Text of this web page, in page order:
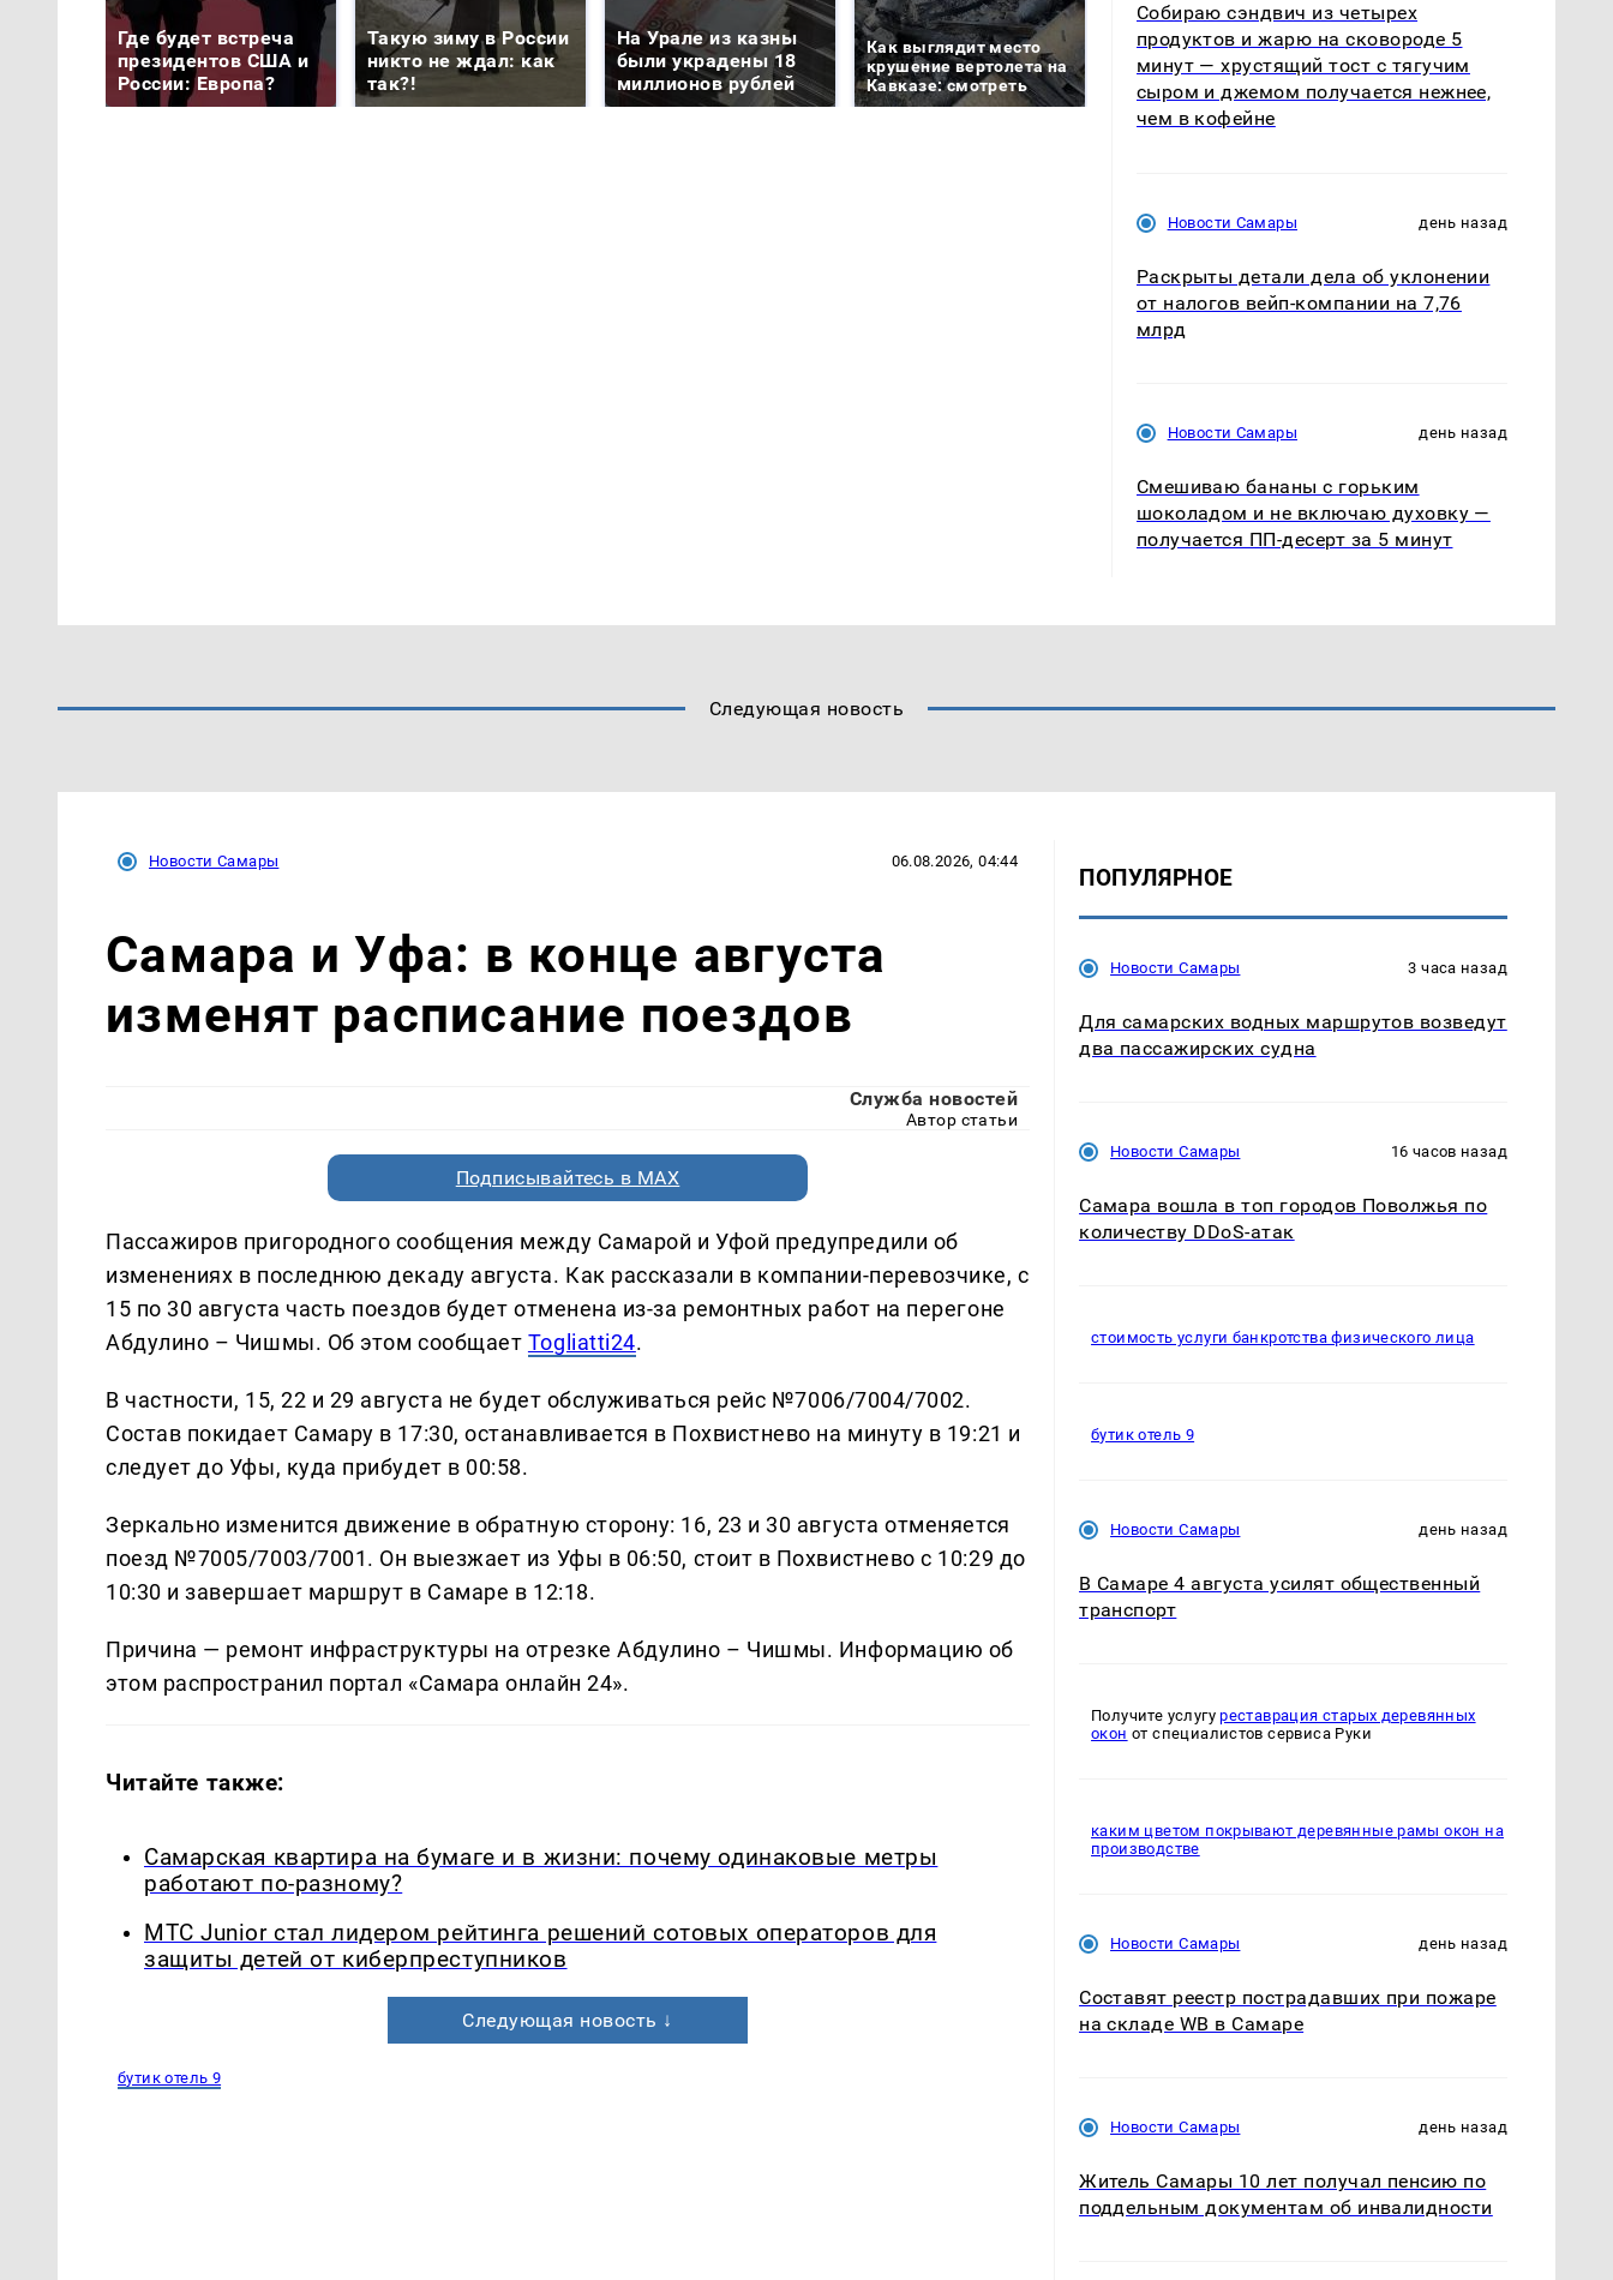
Где будет встреча
президентов США и
России: Европа?
Такую зиму в России
никто не ждал: как
так?!
На Урале из казны
были украдены 18
миллионов рублей
Как выглядит место
крушение вертолета на
Кавказе: смотреть
Не ешьте эту
готовую еду из
магазина: список
В ОАЭ произошло
жестокое убийство
криптомиллионера
Собираю сэндвич из четырех
продуктов и жарю на сковороде 5
минут — хрустящий тост с тягучим
сыром и джемом получается нежнее,
чем в кофейне
Новости Самары день назад
Раскрыты детали дела об уклонении
от налогов вейп-компании на 7,76
млрд
Новости Самары день назад
Смешиваю бананы с горьким
шоколадом и не включаю духовку —
получается ПП-десерт за 5 минут
Следующая новость
Новости Самары 06.08.2026, 04:44
Самара и Уфа: в конце августа
изменят расписание поездов
Служба новостей
Автор статьи
Подписывайтесь в MAX
Пассажиров пригородного сообщения между Самарой и Уфой предупредили об
изменениях в последнюю декаду августа. Как рассказали в компании-перевозчике, с
15 по 30 августа часть поездов будет отменена из-за ремонтных работ на перегоне
Абдулино – Чишмы. Об этом сообщает Togliatti24.
В частности, 15, 22 и 29 августа не будет обслуживаться рейс №7006/7004/7002.
Состав покидает Самару в 17:30, останавливается в Похвистнево на минуту в 19:21 и
следует до Уфы, куда прибудет в 00:58.
Зеркально изменится движение в обратную сторону: 16, 23 и 30 августа отменяется
поезд №7005/7003/7001. Он выезжает из Уфы в 06:50, стоит в Похвистнево с 10:29 до
10:30 и завершает маршрут в Самаре в 12:18.
Причина — ремонт инфраструктуры на отрезке Абдулино – Чишмы. Информацию об
этом распространил портал «Самара онлайн 24».
Читайте также:
Самарская квартира на бумаге и в жизни: почему одинаковые метры
работают по-разному?
МТС Junior стал лидером рейтинга решений сотовых операторов для
защиты детей от киберпреступников
Следующая новость ↓
бутик отель 9
ПОПУЛЯРНОЕ
Новости Самары 3 часа назад
Для самарских водных маршрутов возведут
два пассажирских судна
Новости Самары 16 часов назад
Самара вошла в топ городов Поволжья по
количеству DDoS-атак
стоимость услуги банкротства физического лица
бутик отель 9
Новости Самары день назад
В Самаре 4 августа усилят общественный
транспорт
Получите услугуреставрация старых деревянных
окон от специалистов сервиса Руки
каким цветом покрывают деревянные рамы окон на
производстве
Новости Самары день назад
Составят реестр пострадавших при пожаре
на складе WB в Самаре
Новости Самары день назад
Житель Самары 10 лет получал пенсию по
поддельным документам об инвалидности